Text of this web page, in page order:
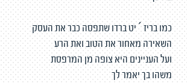
כמו בריז´יט ברדו שתפסה כבר את העסק
השאירה מאחור את הטוב ואת הרע
ועל העניינים היא צופה מן המרפסת
משהו בך יאמר לך